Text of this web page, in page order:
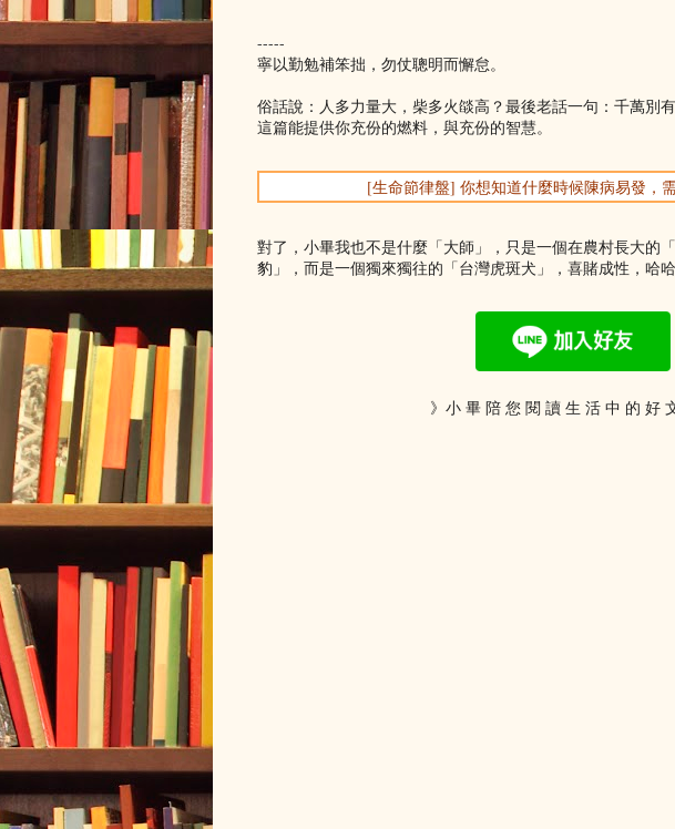
-----
寧以勤勉補笨拙，勿仗聰明而懈怠。
俗話說：人多力量大，柴多火燄高？最後老話一句：千萬別
這篇能提供你充份的燃料，與充份的智慧。
[生命節律盤] 你想知道什麼時候陳病易發，
對了，小畢我也不是什麼「大師」，只是一個在農村長大的
豹」，而是一個獨來獨往的「台灣虎斑犬」，喜賭成性，哈
》小 畢 陪 您 閱 讀 生 活 中 的 好